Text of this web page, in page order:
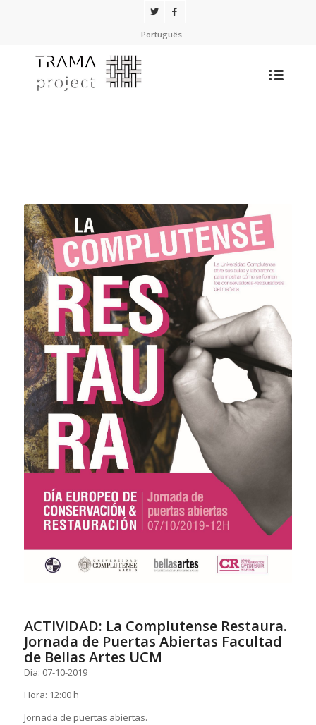
Português
ACTIVIDAD: La Complutense Restaura.
Jornada de Puertas Abiertas Facultad
de Bellas Artes UCM
Día: 07-10-2019
Hora: 12:00 h
Jornada de puertas abiertas.